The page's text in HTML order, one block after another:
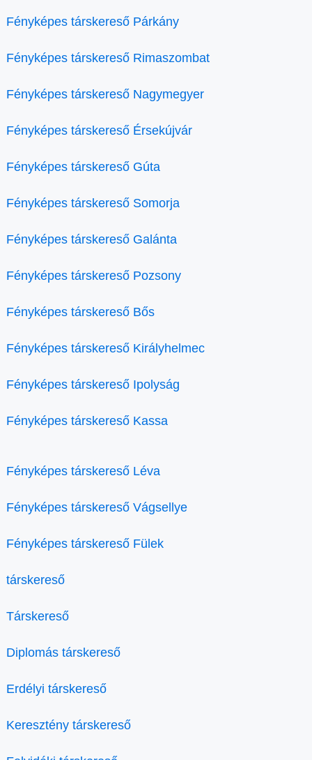
Fényképes társkereső Párkány
Fényképes társkereső Rimaszombat
Fényképes társkereső Nagymegyer
Fényképes társkereső Érsekújvár
Fényképes társkereső Gúta
Fényképes társkereső Somorja
Fényképes társkereső Galánta
Fényképes társkereső Pozsony
Fényképes társkereső Bős
Fényképes társkereső Királyhelmec
Fényképes társkereső Ipolyság
Fényképes társkereső Kassa
Fényképes társkereső Léva
Fényképes társkereső Vágsellye
Fényképes társkereső Fülek
társkereső
Társkereső
Diplomás társkereső
Erdélyi társkereső
Keresztény társkereső